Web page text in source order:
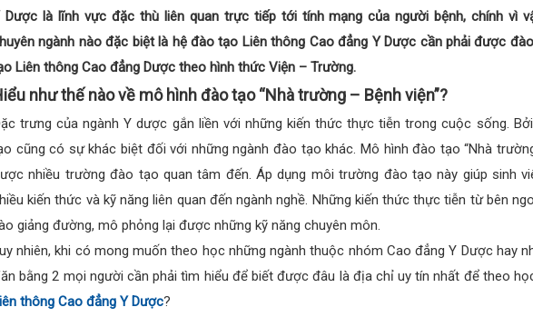
Dược là lĩnh vực đặc thù liên quan trực tiếp tới tính mạng của người bệnh, chính vì
ngành nào đặc biệt là hệ đào tạo Liên thông Cao đẳng Y Dược cần phải được
Liên thông Cao đẳng Dược theo hình thức Viện – Trường.
như thế nào về mô hình đào tạo “Nhà trường – Bệnh viện”?
trưng của ngành Y dược gắn liền với những kiến thức thực tiễn trong cuộc sống.
cũng có sự khác biệt đối với những ngành đào tạo khác. Mô hình đào tạo “Nhà
nhiều trường đào tạo quan tâm đến. Áp dụng môi trường đào tạo này giúp sinh
kiến thức và kỹ năng liên quan đến ngành nghề. Những kiến thức thực tiễn từ bên
giảng đường, mô phỏng lại được những kỹ năng chuyên môn.
nhiên, khi có mong muốn theo học những ngành thuộc nhóm Cao đẳng Y Dược hay
bằng 2 mọi người cần phải tìm hiểu để biết được đâu là địa chỉ uy tín nhất để theo
thông Cao đẳng Y Dược?